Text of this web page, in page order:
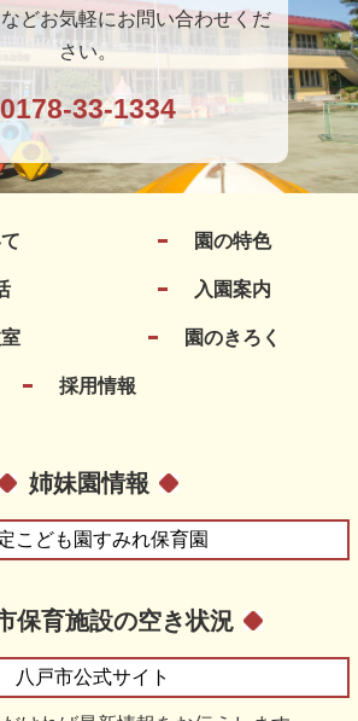
どお気軽にお問い合わせくだ
さい。
0178-33-1334
園の特色
入園案内
園のきろく
採用情報
姉妹園情報
こども園すみれ保育園
保育施設の空き状況
八戸市公式サイト